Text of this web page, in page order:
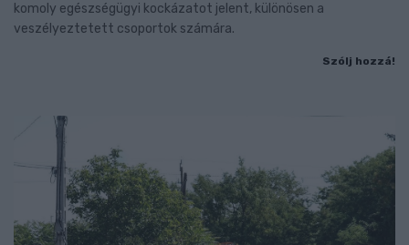
komoly egészségügyi kockázatot jelent, különösen a
veszélyeztetett csoportok számára.
Szólj hozzá!